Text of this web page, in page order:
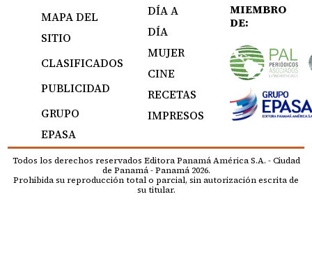
MAPA DEL
SITIO
CLASIFICADOS
PUBLICIDAD
GRUPO
EPASA
DÍA A
DÍA
MUJER
CINE
RECETAS
IMPRESOS
MIEMBRO
DE:
Todos los derechos reservados Editora Panamá América S.A. - Ciudad
de Panamá - Panamá 2026.
Prohibida su reproducción total o parcial, sin autorización escrita de
su titular.